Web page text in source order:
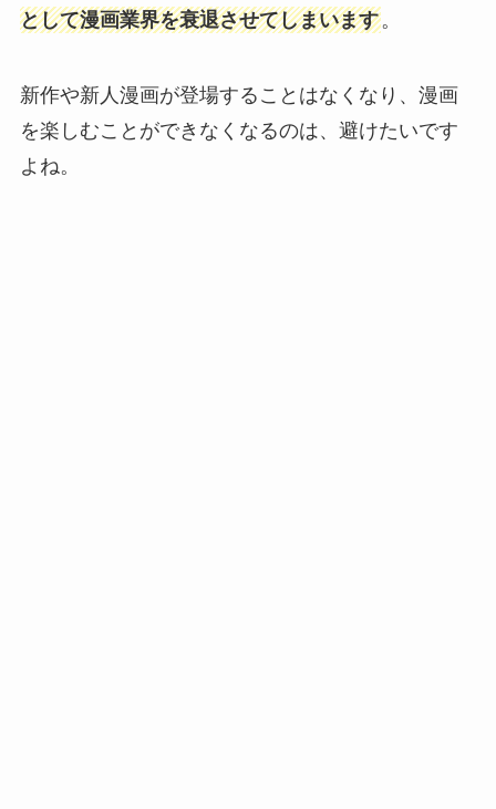
として漫画業界を衰退させてしまいます。
新作や新人漫画が登場することはなくなり、漫画
を楽しむことができなくなるのは、避けたいです
よね。